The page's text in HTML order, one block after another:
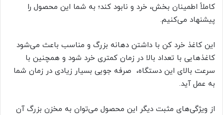
کاملاً اطمینان بخش، خرد و نابود کند؛ به شما این محصول را
پیشنهاد می‌کنیم.
این کاغذ خرد کن با داشتن دهانه بزرگ و مناسب باعث می‌شود
کاغذهایی با تعداد بالا در زمان کمتری خرد شود و همچنین با
سرعت بالای این دستگاه، صرفه جویی بسیار زیادی در زمان شما
به عمل آید.
از ویژگی‌های مثبت دیگر این محصول می‌توان به مخزن بزرگ آن